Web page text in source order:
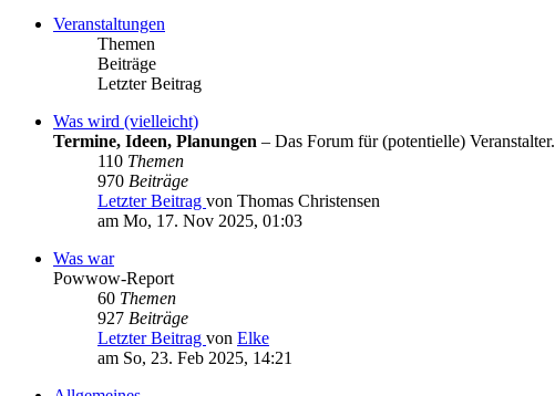
Veranstaltungen
Themen
Beiträge
Letzter Beitrag
Was wird (vielleicht)
Termine, Ideen, Planungen – Das Forum für (potentielle) Veranstalter.
110 Themen
970 Beiträge
Letzter Beitrag von Thomas Christensen
am Mo, 17. Nov 2025, 01:03
Was war
Powwow-Report
60 Themen
927 Beiträge
Letzter Beitrag von Elke
am So, 23. Feb 2025, 14:21